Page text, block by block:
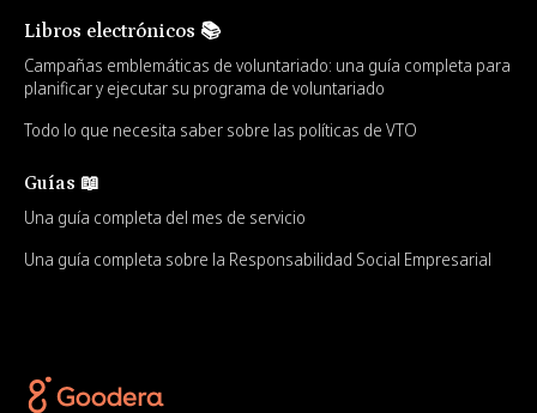
Libros electrónicos 📚
Campañas emblemáticas de voluntariado: una guía completa para
planificar y ejecutar su programa de voluntariado
Todo lo que necesita saber sobre las políticas de VTO
Guías 📖
Una guía completa del mes de servicio
Una guía completa sobre la Responsabilidad Social Empresarial